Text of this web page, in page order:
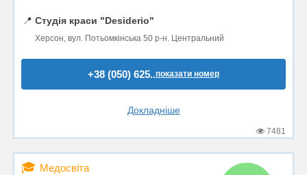
📍 Студія краси "Desiderio"
Херсон, вул. Потьомкінська 50 р-н. Центральний
+38 (050) 625..показати номер
Докладніше
7481
🎓 Медосвіта